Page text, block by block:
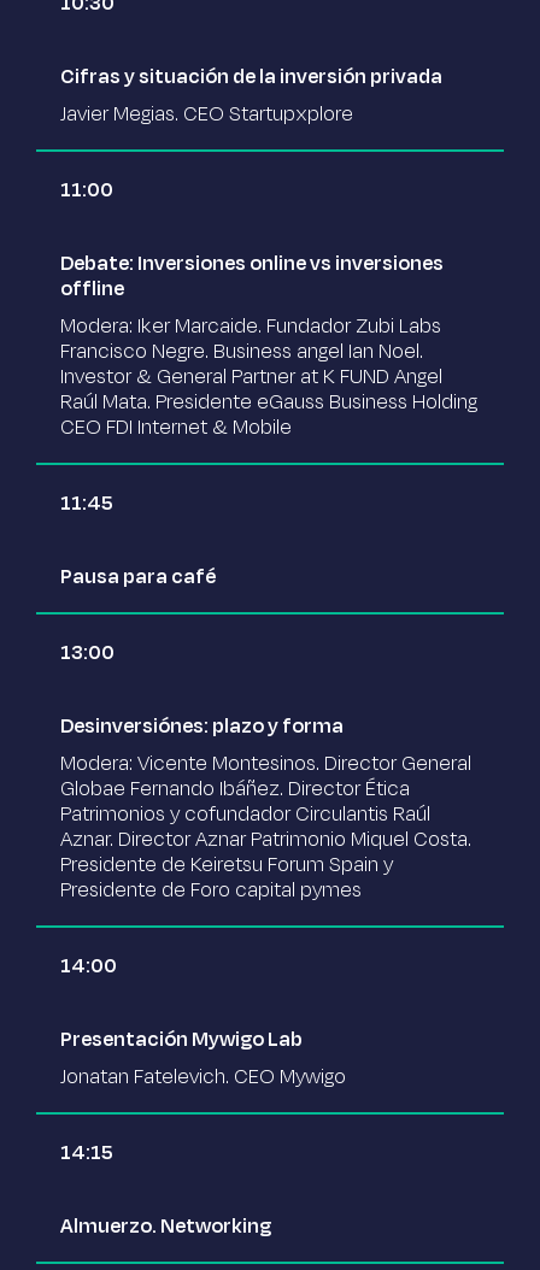
Cifras y situación de la inversión privada
Javier Megias. CEO Startupxplore
11:00
Debate: Inversiones online vs inversiones
offline
Modera: Iker Marcaide. Fundador Zubi Labs
Francisco Negre. Business angel Ian Noel.
Investor & General Partner at K FUND Angel
Raúl Mata. Presidente eGauss Business Holding
CEO FDI Internet & Mobile
11:45
Pausa para café
13:00
Desinversiónes: plazo y forma
Modera: Vicente Montesinos. Director General
Globae Fernando Ibáñez. Director Ética
Patrimonios y cofundador Circulantis Raúl
Aznar. Director Aznar Patrimonio Miquel Costa.
Presidente de Keiretsu Forum Spain y
Presidente de Foro capital pymes
14:00
Presentación Mywigo Lab
Jonatan Fatelevich. CEO Mywigo
14:15
Almuerzo. Networking